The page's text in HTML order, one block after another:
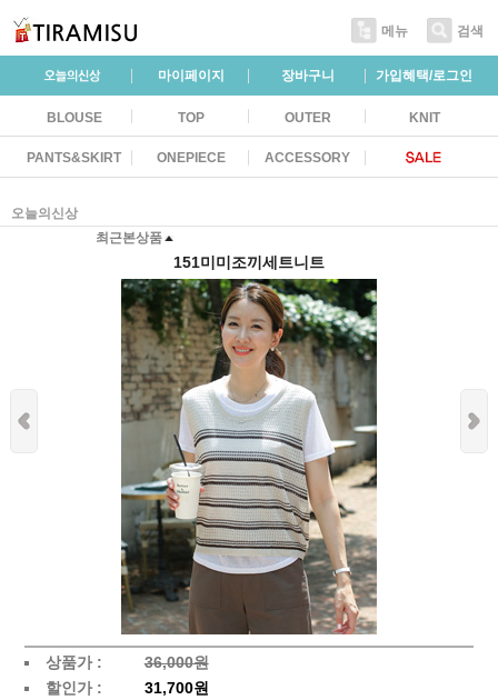
메뉴 검색
마이페이지 장바구니 가입혜택/로그인
BLOUSE TOP OUTER KNIT
PANTS&SKIRT ONEPIECE ACCESSORY
오늘의신상
최근본상품
151미미조끼세트니트
상품가 :
36,000원
할인가 :
31,700원